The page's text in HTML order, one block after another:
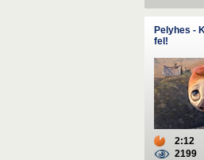
Pelyhes -
fel!
2:12
2199